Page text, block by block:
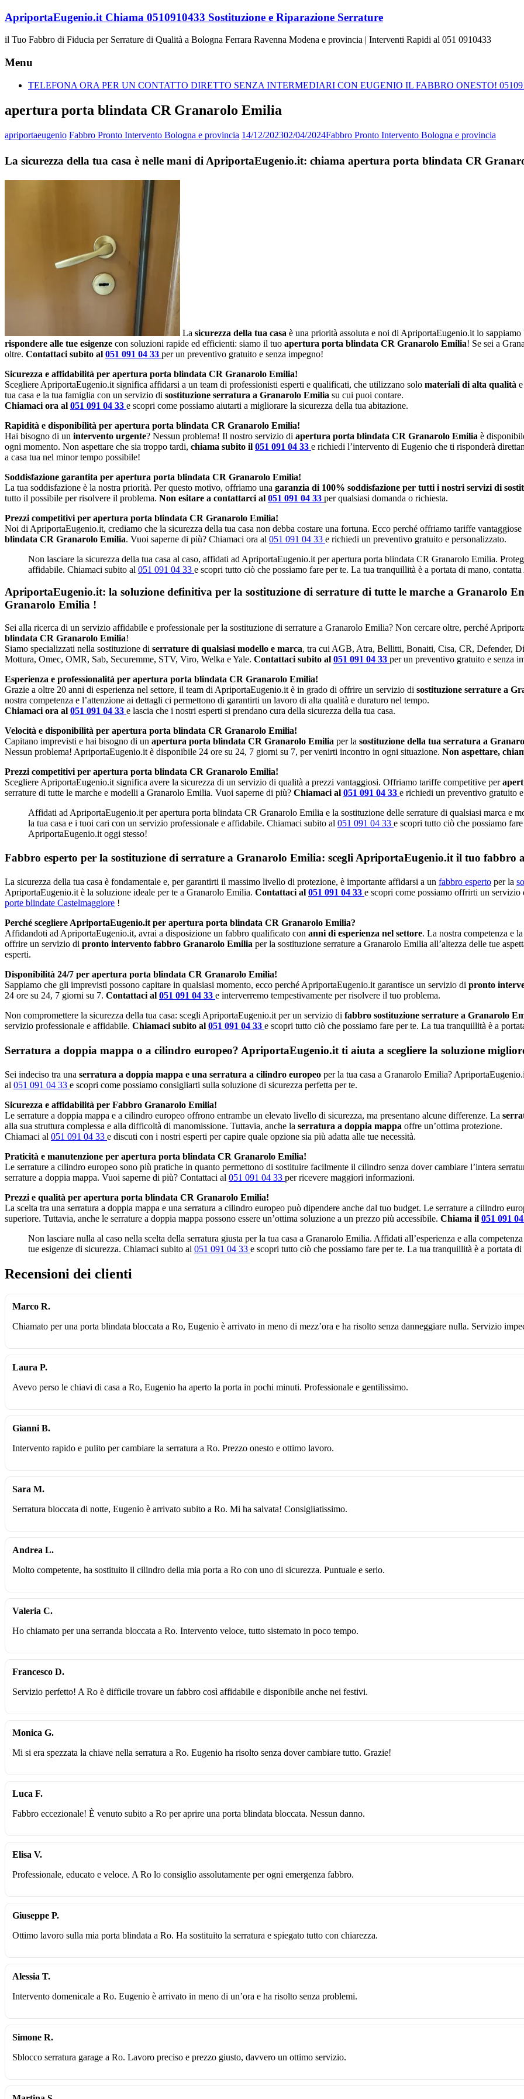
Vai
contenuto
ApriportaEugenio.it Chiama 0510910433 Sostituzione e Riparazione Serrature
il Tuo Fabbro di Fiducia per Serrature di Qualità a Bologna Ferrara Ravenna Modena e provincia | Interventi Rapidi al 051 0910433
Menu
TELEFONA ORA PER UN CONTATTO DIRETTO SENZA INTERMEDIARI CON EUGENIO IL FABBRO ONESTO!
apertura porta blindata CR Granarolo Emilia
apriportaeugenio Fabbro Pronto Intervento Bologna e provincia 14/12/202302/04/2024Fabbro Pronto Intervento Bologna e provincia
La sicurezza della tua casa è nelle mani di ApriportaEugenio.it: chiama apertura porta blindata CR
La sicurezza della tua casa è una priorità assoluta e noi di ApriportaEugenio.it lo sappiamo
rispondere alle tue esigenze con soluzioni rapide ed efficienti: siamo il tuo apertura porta blindata CR Granarolo Emilia! Se sei a
oltre. Contattaci subito al 051 091 04 33 per un preventivo gratuito e senza impegno!
Sicurezza e affidabilità per apertura porta blindata CR Granarolo Emilia!
Scegliere ApriportaEugenio.it significa affidarsi a un team di professionisti esperti e qualificati, che utilizzano solo materiali di alta qualità
tua casa e la tua famiglia con un servizio di sostituzione serratura a Granarolo Emilia su cui puoi contare.
Chiamaci ora al 051 091 04 33 e scopri come possiamo aiutarti a migliorare la sicurezza della tua abitazione.
Rapidità e disponibilità per apertura porta blindata CR Granarolo Emilia!
Hai bisogno di un intervento urgente? Nessun problema! Il nostro servizio di apertura porta blindata CR Granarolo Emilia è
ogni momento. Non aspettare che sia troppo tardi, chiama subito il 051 091 04 33 e richiedi l’intervento di Eugenio che ti risponderà
a casa tua nel minor tempo possibile!
Soddisfazione garantita per apertura porta blindata CR Granarolo Emilia!
La tua soddisfazione è la nostra priorità. Per questo motivo, offriamo una garanzia di 100% soddisfazione per tutti i nostri servizi di
tutto il possibile per risolvere il problema. Non esitare a contattarci al 051 091 04 33 per qualsiasi domanda o richiesta.
Prezzi competitivi per apertura porta blindata CR Granarolo Emilia!
Noi di ApriportaEugenio.it, crediamo che la sicurezza della tua casa non debba costare una fortuna. Ecco perché offriamo tariffe
blindata CR Granarolo Emilia. Vuoi saperne di più? Chiamaci ora al 051 091 04 33 e richiedi un preventivo gratuito e personalizzato.
Non lasciare la sicurezza della tua casa al caso, affidati ad ApriportaEugenio.it per apertura porta blindata CR Granarolo Emilia.
affidabile. Chiamaci subito al 051 091 04 33 e scopri tutto ciò che possiamo fare per te. La tua tranquillità è a portata di mano,
ApriportaEugenio.it: la soluzione definitiva per la sostituzione di serrature di tutte le marche a Granarolo
Granarolo Emilia !
Sei alla ricerca di un servizio affidabile e professionale per la sostituzione di serrature a Granarolo Emilia? Non cercare oltre, perché
blindata CR Granarolo Emilia!
Siamo specializzati nella sostituzione di serrature di qualsiasi modello e marca, tra cui AGB, Atra, Bellitti, Bonaiti, Cisa, CR, Defender,
Mottura, Omec, OMR, Sab, Securemme, STV, Viro, Welka e Yale. Contattaci subito al 051 091 04 33 per un preventivo gratuito e senza
Esperienza e professionalità per apertura porta blindata CR Granarolo Emilia!
Grazie a oltre 20 anni di esperienza nel settore, il team di ApriportaEugenio.it è in grado di offrire un servizio di sostituzione serrature a
nostra competenza e l’attenzione ai dettagli ci permettono di garantirti un lavoro di alta qualità e duraturo nel tempo.
Chiamaci ora al 051 091 04 33 e lascia che i nostri esperti si prendano cura della sicurezza della tua casa.
Velocità e disponibilità per apertura porta blindata CR Granarolo Emilia!
Capitano imprevisti e hai bisogno di un apertura porta blindata CR Granarolo Emilia per la sostituzione della tua serratura a
Nessun problema! ApriportaEugenio.it è disponibile 24 ore su 24, 7 giorni su 7, per venirti incontro in ogni situazione. Non aspettare,
Prezzi competitivi per apertura porta blindata CR Granarolo Emilia!
Scegliere ApriportaEugenio.it significa avere la sicurezza di un servizio di qualità a prezzi vantaggiosi. Offriamo tariffe competitive per
serrature di tutte le marche e modelli a Granarolo Emilia. Vuoi saperne di più? Chiamaci al 051 091 04 33 e richiedi un preventivo gratuito
Affidati ad ApriportaEugenio.it per apertura porta blindata CR Granarolo Emilia e la sostituzione delle serrature di qualsiasi marca e
la tua casa e i tuoi cari con un servizio professionale e affidabile. Chiamaci subito al 051 091 04 33 e scopri tutto ciò che possiamo
ApriportaEugenio.it oggi stesso!
Fabbro esperto per la sostituzione di serrature a Granarolo Emilia: scegli ApriportaEugenio.it il tuo fabbro
La sicurezza della tua casa è fondamentale e, per garantirti il massimo livello di protezione, è importante affidarsi a un fabbro esperto per la
ApriportaEugenio.it è la soluzione ideale per te a Granarolo Emilia. Contattaci al 051 091 04 33 e scopri come possiamo offrirti un servizio
porte blindate Castelmaggiore !
Perché scegliere ApriportaEugenio.it per apertura porta blindata CR Granarolo Emilia?
Affidandoti ad ApriportaEugenio.it, avrai a disposizione un fabbro qualificato con anni di esperienza nel settore. La nostra competenza e
offrire un servizio di pronto intervento fabbro Granarolo Emilia per la sostituzione serrature a Granarolo Emilia all’altezza delle tue
esperti.
Disponibilità 24/7 per apertura porta blindata CR Granarolo Emilia!
Sappiamo che gli imprevisti possono capitare in qualsiasi momento, ecco perché ApriportaEugenio.it garantisce un servizio di pronto
24 ore su 24, 7 giorni su 7. Contattaci al 051 091 04 33 e interverremo tempestivamente per risolvere il tuo problema.
Non compromettere la sicurezza della tua casa: scegli ApriportaEugenio.it per un servizio di fabbro sostituzione serrature a Granarolo
servizio professionale e affidabile. Chiamaci subito al 051 091 04 33 e scopri tutto ciò che possiamo fare per te. La tua tranquillità è a
Serratura a doppia mappa o a cilindro europeo? ApriportaEugenio.it ti aiuta a scegliere la soluzione
Sei indeciso tra una serratura a doppia mappa e una serratura a cilindro europeo per la tua casa a Granarolo Emilia?
al 051 091 04 33 e scopri come possiamo consigliarti sulla soluzione di sicurezza perfetta per te.
Sicurezza e affidabilità per Fabbro Granarolo Emilia!
Le serrature a doppia mappa e a cilindro europeo offrono entrambe un elevato livello di sicurezza, ma presentano alcune differenze. La
alla sua struttura complessa e alla difficoltà di manomissione. Tuttavia, anche la serratura a doppia mappa offre un’ottima protezione.
Chiamaci al 051 091 04 33 e discuti con i nostri esperti per capire quale opzione sia più adatta alle tue necessità.
Praticità e manutenzione per apertura porta blindata CR Granarolo Emilia!
Le serrature a cilindro europeo sono più pratiche in quanto permettono di sostituire facilmente il cilindro senza dover cambiare l’intera
serrature a doppia mappa. Vuoi saperne di più? Contattaci al 051 091 04 33 per ricevere maggiori informazioni.
Prezzi e qualità per apertura porta blindata CR Granarolo Emilia!
La scelta tra una serratura a doppia mappa e una serratura a cilindro europeo può dipendere anche dal tuo budget. Le serrature a cilindro
superiore. Tuttavia, anche le serrature a doppia mappa possono essere un’ottima soluzione a un prezzo più accessibile. Chiama il 051 091
Non lasciare nulla al caso nella scelta della serratura giusta per la tua casa a Granarolo Emilia. Affidati all’esperienza e alla
tue esigenze di sicurezza. Chiamaci subito al 051 091 04 33 e scopri tutto ciò che possiamo fare per te. La tua tranquillità è a portata
Recensioni dei clienti
Marco R.
Chiamato per una porta blindata bloccata a Ro, Eugenio è arrivato in meno di mezz’ora e ha risolto senza danneggiare nulla. Servizio
Laura P.
Avevo perso le chiavi di casa a Ro, Eugenio ha aperto la porta in pochi minuti. Professionale e gentilissimo.
Gianni B.
Intervento rapido e pulito per cambiare la serratura a Ro. Prezzo onesto e ottimo lavoro.
Sara M.
Serratura bloccata di notte, Eugenio è arrivato subito a Ro. Mi ha salvata! Consigliatissimo.
Andrea L.
Molto competente, ha sostituito il cilindro della mia porta a Ro con uno di sicurezza. Puntuale e serio.
Valeria C.
Ho chiamato per una serranda bloccata a Ro. Intervento veloce, tutto sistemato in poco tempo.
Francesco D.
Servizio perfetto! A Ro è difficile trovare un fabbro così affidabile e disponibile anche nei festivi.
Monica G.
Mi si era spezzata la chiave nella serratura a Ro. Eugenio ha risolto senza dover cambiare tutto. Grazie!
Luca F.
Fabbro eccezionale! È venuto subito a Ro per aprire una porta blindata bloccata. Nessun danno.
Elisa V.
Professionale, educato e veloce. A Ro lo consiglio assolutamente per ogni emergenza fabbro.
Giuseppe P.
Ottimo lavoro sulla mia porta blindata a Ro. Ha sostituito la serratura e spiegato tutto con chiarezza.
Alessia T.
Intervento domenicale a Ro. Eugenio è arrivato in meno di un’ora e ha risolto senza problemi.
Simone R.
Sblocco serratura garage a Ro. Lavoro preciso e prezzo giusto, davvero un ottimo servizio.